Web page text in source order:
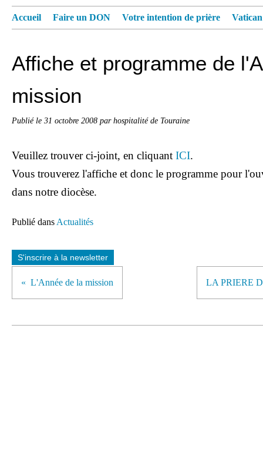
Accueil Faire un DON Votre intention de prière
Affiche et programme de
mission
Publié le 31 octobre 2008 par hospitalité de Touraine
Veuillez trouver ci-joint, en cliquant ICI.
Vous trouverez l'affiche et donc le programme pour
dans notre diocèse.
Publié dans Actualités
S'inscrire à la newsletter
L'Année de la mission LA PRIERE